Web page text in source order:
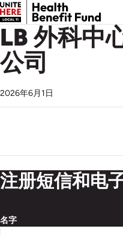
LB 外科中
公司
2026年6月1日
注册短信和电
名字